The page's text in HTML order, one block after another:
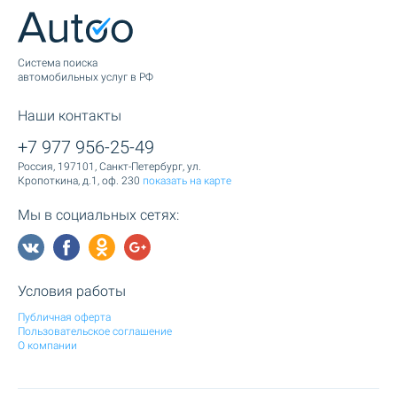
Cистема поиска
автомобильных услуг в РФ
Наши контакты
+7 977 956-25-49
Россия, 197101, Санкт-Петербург, ул.
Кропоткина, д.1, оф. 230 показать на карте
Мы в социальных сетях:
Условия работы
Публичная оферта
Пользовательское соглашение
О компании